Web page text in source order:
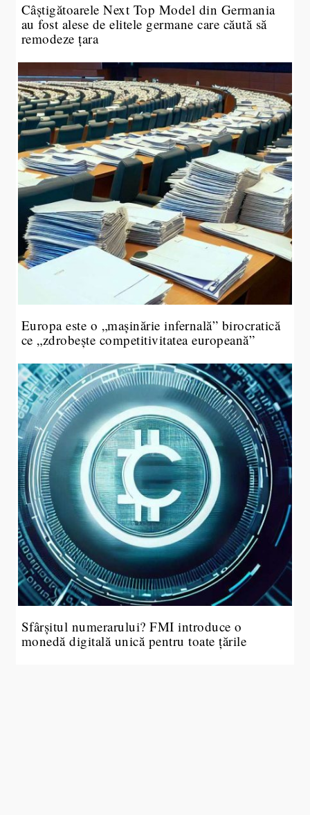
Câștigătoarele Next Top Model din Germania
au fost alese de elitele germane care căută să
remodeze țara
Europa este o „mașinărie infernală” birocratică
ce „zdrobește competitivitatea europeană”
Sfârșitul numerarului? FMI introduce o
monedă digitală unică pentru toate țările